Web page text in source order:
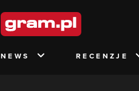
NEWS RECENZJE